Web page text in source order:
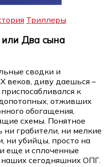
Триллеры
или Два сына
сводки и
веков, диву даешься –
к
отживших
обогащения,
схемы. Понятное
ни грабители, ни мелкие
ни убийцы, просто на
еще и сплоченные
сегодняшних ОПГ.